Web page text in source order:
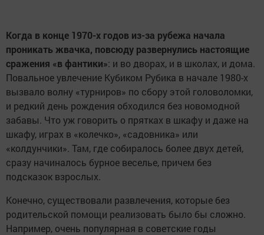
Когда в конце 1970-х годов из-за рубежа начала
проникать жвачка, повсюду развернулись настоящие
сражения «в фантики»: и во дворах, и в школах, и дома.
Повальное увлечение Кубиком Рубика в начале 1980-х
вызвало волну «турниров» по сбору этой головоломки,
и редкий день рождения обходился без новомодной
забавы. Что уж говорить о прятках в шкафу и даже на
шкафу, играх в «колечко», «садовника» или
«колдунчики». Там, где собиралось более двух детей,
сразу начиналось бурное веселье, причем без
подсказок взрослых.
Конечно, существовали развлечения, которые без
родительской помощи реализовать было бы сложно.
Например, очень популярная в советские годы